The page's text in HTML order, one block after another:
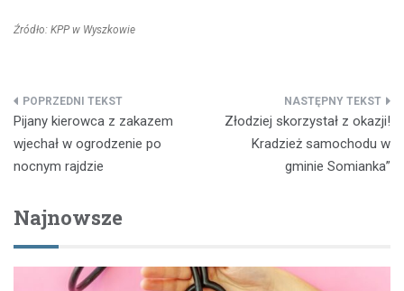
Źródło: KPP w Wyszkowie
Nawigacja
wpisu
Pijany kierowca z zakazem
wjechał w ogrodzenie po
nocnym rajdzie
Złodziej skorzystał z okazji!
Kradzież samochodu w
gminie Somianka”
Najnowsze